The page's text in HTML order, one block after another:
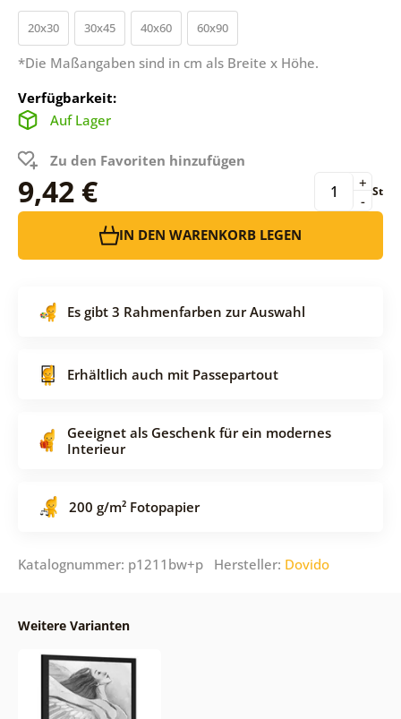
20x30 30x45 40x60 60x90
*Die Maßangaben sind in cm als Breite x Höhe.
Verfügbarkeit:
Auf Lager
Zu den Favoriten hinzufügen
9,42 € -
+ St
IN DEN WARENKORB LEGEN
Es gibt 3 Rahmenfarben zur Auswahl
Erhältlich auch mit Passepartout
Geeignet als Geschenk für ein modernes
Interieur
200 g/m² Fotopapier
Katalognummer: p1211bw+p Hersteller: Dovido
Weitere Varianten